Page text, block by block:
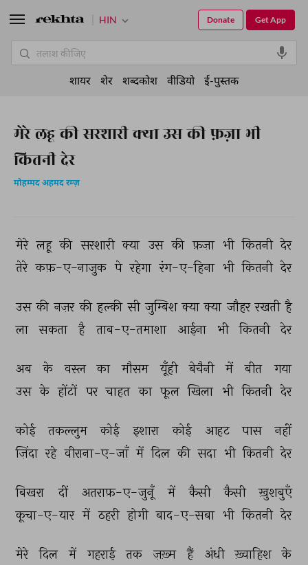
मेरे लहू की सरशारी क्या उस की फ़ज़ा भी
कितनी देर
मोहम्मद अहमद रम्ज़
मेरे लहू की सरशारी क्या उस की फ़ज़ा भी कितनी देर
तेरे कफ़-ए-नाज़ुक पे रहेगा रंग-ए-हिना भी कितनी देर
उस की नज़र की हल्की सी जुम्बिश क्या क्या जौहर रखती है
ला सकता है ताब-ए-तमाशा आईना भी कितनी देर
अब के वस्ल का मौसम यूँही बेचैनी में बीत
गया
उस के होंटों पर चाहत का फूल खिला भी कितनी देर
कोई तकल्लुम कोई इशारा कोई आहट पास
नहीं
ज़िंदा रहे वीराना-ए-जाँ में दिल की सदा भी कितनी देर
बिखरा दीं अतराफ़-ए-जुनूँ में कैसी कैसी
ख़ुशबुएँ
कूचा-ए-यार में ठहरी होगी बाद-ए-सबा भी कितनी देर
मेरे दिल में गहराई तक ज़ख़्म हैं अंधी ख़्वाहिश
के
HIN Get App
Donate
शायर शेर शब्दकोश वीडियो ई-पुस्तक